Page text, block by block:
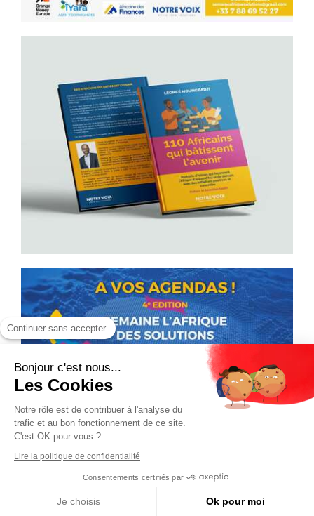
Continuer sans accepter
Bonjour c'est nous...
Les Cookies
Notre rôle est de contribuer à l'analyse du
trafic et au bon fonctionnement de ce site.
C'est OK pour vous ?
Lire la politique de confidentialité
Consentements certifiés par
Je choisis Ok pour moi